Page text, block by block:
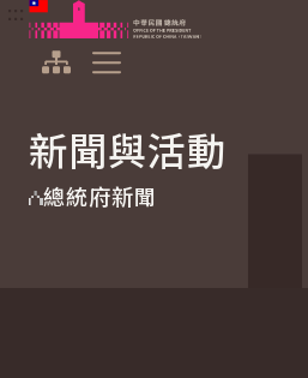
跳到主要內容
中華民國總統府
新聞與活動
總統府新聞